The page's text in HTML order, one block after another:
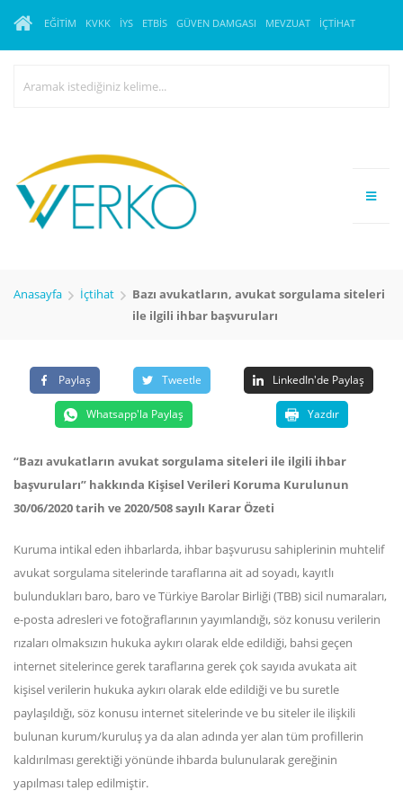
EĞITIM KVKK İYS ETBİS GÜVEN DAMGASI MEVZUAT İÇTIHAT
Anasayfa İçtihat
Bazı avukatların, avukat sorgulama siteleri
ile ilgili ihbar başvuruları
Paylaş Tweetle LinkedIn'de Paylaş
Whatsapp'la Paylaş Yazdır
“Bazı avukatların avukat sorgulama siteleri ile ilgili ihbar
başvuruları” hakkında Kişisel Verileri Koruma Kurulunun
30/06/2020 tarih ve 2020/508 sayılı Karar Özeti
Kuruma intikal eden ihbarlarda, ihbar başvurusu sahiplerinin muhtelif
avukat sorgulama sitelerinde taraflarına ait ad soyadı, kayıtlı
bulundukları baro, baro ve Türkiye Barolar Birliği (TBB) sicil numaraları,
e-posta adresleri ve fotoğraflarının yayımlandığı, söz konusu verilerin
rızaları olmaksızın hukuka aykırı olarak elde edildiği, bahsi geçen
internet sitelerince gerek taraflarına gerek çok sayıda avukata ait
kişisel verilerin hukuka aykırı olarak elde edildiği ve bu suretle
paylaşıldığı, söz konusu internet sitelerinde ve bu siteler ile ilişkili
bulunan kurum/kuruluş ya da alan adında yer alan tüm profillerin
kaldırılması gerektiği yönünde ihbarda bulunularak gereğinin
yapılması talep edilmiştir.